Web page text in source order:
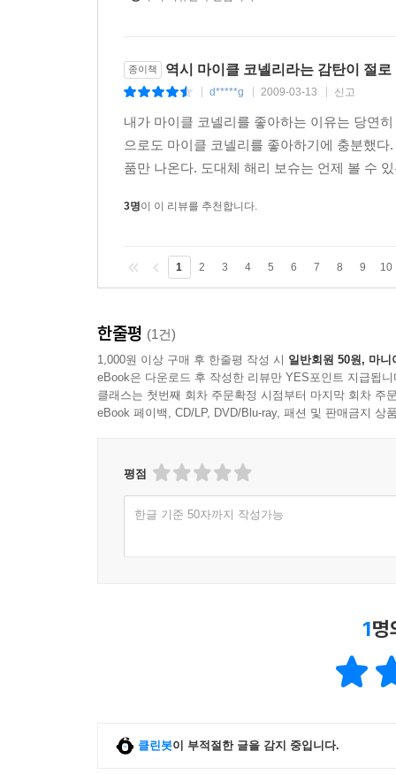
종이책 역시 마이클 코넬리라는 감탄이 절로
d*****g 2009-03-13 신고
내가 마이클 코넬리를 좋아하는 이유는 당연
으로도 마이클 코넬리를 좋아하기에 충분했
품만 나온다. 도대체 해리 보슈는 언제 볼 수
3명이 이 리뷰를 추천합니다.
1 2 3 4 5 6 7 8 9 10
한줄평 (1건)
1,000원 이상 구매 후 한줄평 작성 시 일반회원 50원, 마니
eBook은 다운로드 후 작성한 리뷰만 YES포인트 지급됩니
클래스는 첫번째 회차 주문확정 시점부터 마지막 회차 주
eBook 페이백, CD/LP, DVD/Blu-ray, 패션 및 판매금지 상
평점
한글 기준 50자까지 작성가능
1명
클린봇이 부적절한 글을 감지 중입니다.